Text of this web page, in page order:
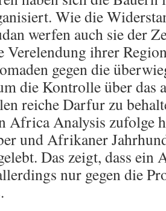
Wie die
werfen auch sie der
Verelendung ihrer
gegen die
die Kontrolle über das
reiche Darfur zu
Africa Analysis zufolge
und Afrikaner
Das zeigt, dass ein
nur gegen die